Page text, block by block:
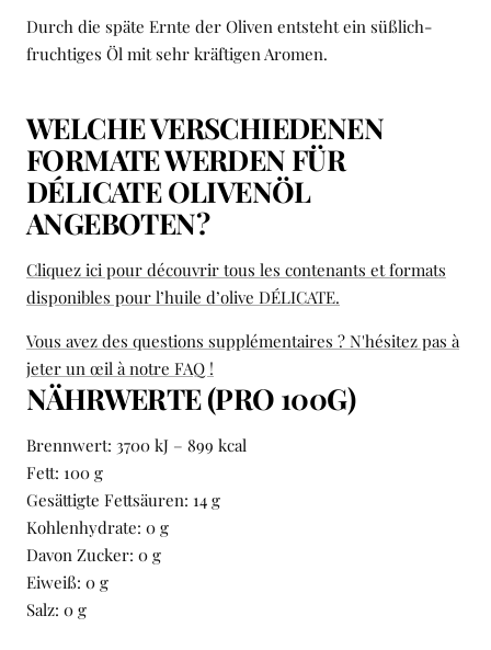
Durch die späte Ernte der Oliven entsteht ein süßlich-
fruchtiges Öl mit sehr kräftigen Aromen.
WELCHE VERSCHIEDENEN
FORMATE WERDEN FÜR
DÉLICATE OLIVENÖL
ANGEBOTEN?
Cliquez ici pour découvrir tous les contenants et formats
disponibles pour l’huile d’olive DÉLICATE.
Vous avez des questions supplémentaires ? N'hésitez pas à
jeter un œil à notre FAQ !
NÄHRWERTE (PRO 100G)
Brennwert: 3700 kJ – 899 kcal
Fett: 100 g
Gesättigte Fettsäuren: 14 g
Kohlenhydrate: 0 g
Davon Zucker: 0 g
Eiweiß: 0 g
Salz: 0 g